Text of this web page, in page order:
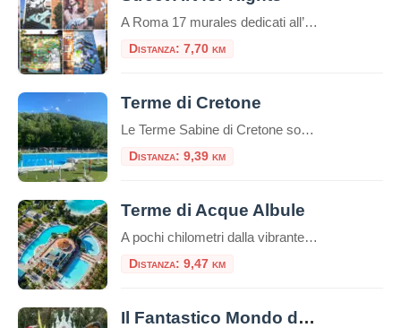
A Roma 17 murales dedicati all’Agenda 2030 ONU diffondono la cultura della sostenibilità attraverso la street art Con l’ultimo muro del noto street artist Fabio Petani da poco realizzato, si conclude ufficialmente la III edizione di Street Art For Rights a Roma, il festival che racconta e diffonde la cultura della sostenibilità attraverso la street […]
Distanza: 7,70 km
Terme di Cretone
Le Terme Sabine di Cretone sono un complesso termale situato nella frazione di Cretone, nel comune di Palombara Sabina, a circa 30 chilometri da Roma. Caratteristiche delle acque termali: Le acque delle Terme di Cretone sono di tipo calcico-solfureo, sgorgano naturalmente a una temperatura di circa 23-24°C e sono note per le loro proprietà terapeutiche, […]
Distanza: 9,39 km
Terme di Acque Albule
A pochi chilometri dalla vibrante frenesia della Capitale, immerso nel verde della campagna tiburtina, sorge un luogo dove storia e benessere si fondono in un’esperienza unica: le Terme di Roma – Acque Albule. Conosciute e apprezzate fin dai tempi dell’Imperatore Augusto, queste terme rappresentano una destinazione ideale per chi cerca una pausa rigenerante, unendo il […]
Distanza: 9,47 km
Il Fantastico Mondo del Fantastico